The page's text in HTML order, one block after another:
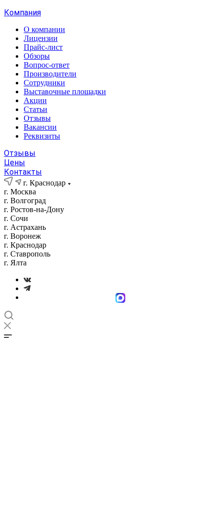
Компания
О компании
Лицензии
Прайс-лист
Обзоры
Вопрос-ответ
Производители
Сотрудники
Выставочные площадки
Акции
Статьи
Отзывы
Вакансии
Реквизиты
Отзывы
Цены
Контакты
г. Краснодар
г. Москва
г. Волгоград
г. Ростов-на-Дону
г. Сочи
г. Астрахань
г. Воронеж
г. Краснодар
г. Ставрополь
г. Ялта